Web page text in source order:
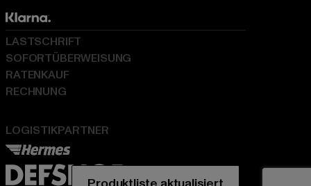
LOGISTIKPARTNER
LASTSCHRIFT
SOFORTÜBERWEISUNG
RATENKAUF
RECHNUNG